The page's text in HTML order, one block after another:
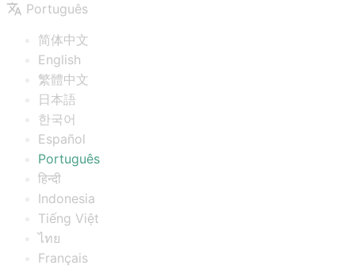
Português
简体中文
English
繁體中文
日本語
한국어
Español
Português
हिन्दी
Indonesia
Tiếng Việt
ไทย
Français